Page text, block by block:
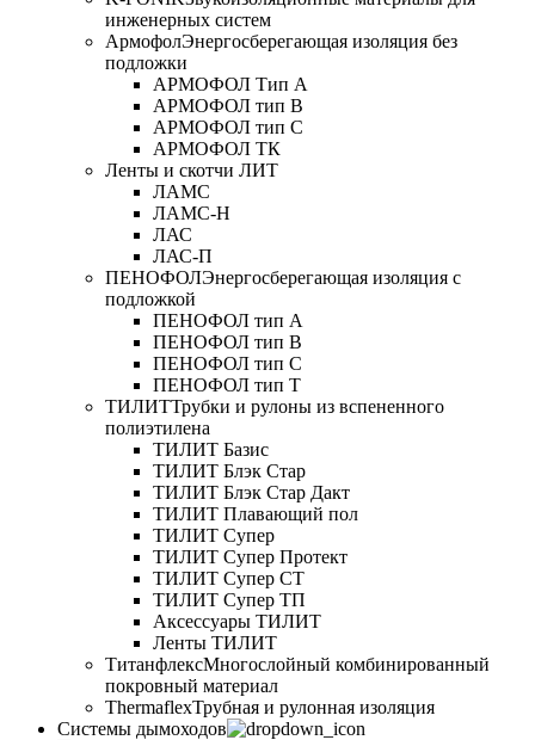
инженерных систем
АрмофолЭнергосберегающая изоляция без
подложки
АРМОФОЛ Тип А
АРМОФОЛ тип В
АРМОФОЛ тип C
АРМОФОЛ ТК
Ленты и скотчи ЛИТ
ЛАМС
ЛАМС-Н
ЛАС
ЛАС-П
ПЕНОФОЛЭнергосберегающая изоляция с
подложкой
ПЕНОФОЛ тип А
ПЕНОФОЛ тип B
ПЕНОФОЛ тип C
ПЕНОФОЛ тип T
ТИЛИТТрубки и рулоны из вспененного
полиэтилена
ТИЛИТ Базис
ТИЛИТ Блэк Стар
ТИЛИТ Блэк Стар Дакт
ТИЛИТ Плавающий пол
ТИЛИТ Супер
ТИЛИТ Супер Протект
ТИЛИТ Супер СТ
ТИЛИТ Супер ТП
Аксессуары ТИЛИТ
Ленты ТИЛИТ
ТитанфлексМногослойный комбинированный
покровный материал
ThermaflexТрубная и рулонная изоляция
Cистемы дымоходов